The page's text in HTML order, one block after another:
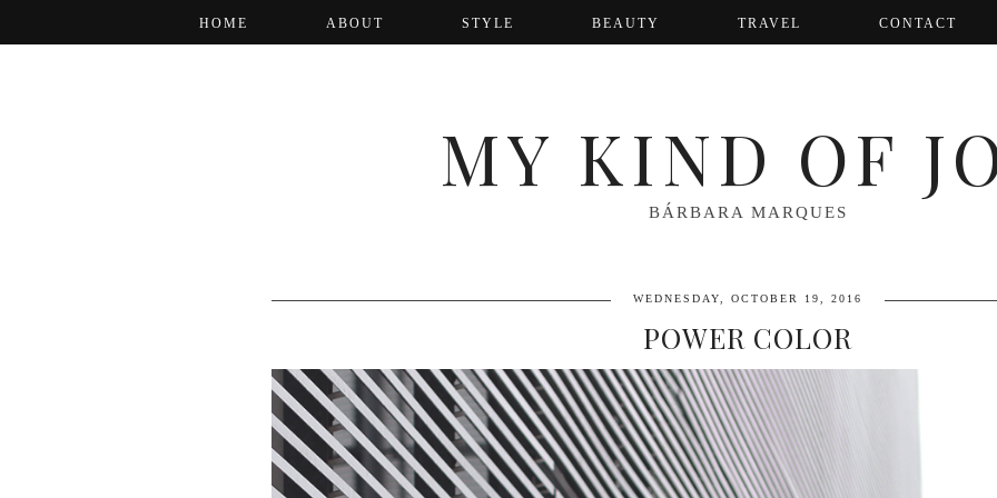
HOME ABOUT STYLE BEAUTY TRAVEL CONTACT
MY KIND OF
BÁRBARA MARQUES
WEDNESDAY, OCTOBER 19, 2016
POWER COLOR